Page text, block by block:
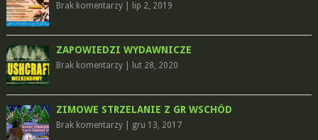
Brak komentarzy| lip 2, 2019
ZAPOWIEDZI WYDAWNICZE
Brak komentarzy| lut 28, 2020
ZIMOWE STRZELANIE Z GR WSCHÓD
Brak komentarzy| gru 13, 2017